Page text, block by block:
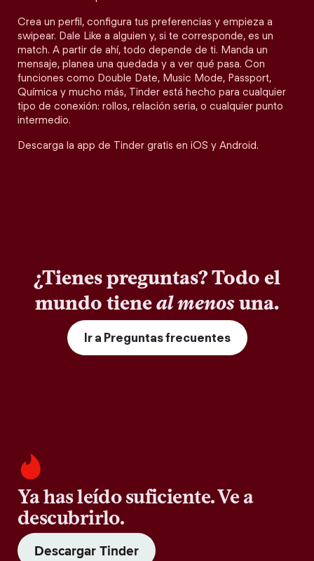
Crea un perfil, configura tus preferencias y empieza a
swipear. Dale Like a alguien y, si te corresponde, es un
match. A partir de ahí, todo depende de ti. Manda un
mensaje, planea una quedada y a ver qué pasa. Con
funciones como Double Date, Music Mode, Passport,
Química y mucho más, Tinder está hecho para cualquier
tipo de conexión: rollos, relación seria, o cualquier punto
intermedio.
Descarga la app de Tinder gratis en iOS y Android.
¿Tienes preguntas? Todo el
mundo tieneal menosuna.
Ir a Preguntas frecuentes
Ya has leído suficiente. Ve a
descubrirlo.
Descargar Tinder